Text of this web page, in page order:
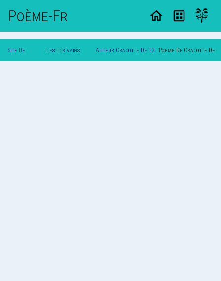
Poème-Fr
Site De Les Ecrivains Auteur Cracotte De 13 Poeme De Cracotte De